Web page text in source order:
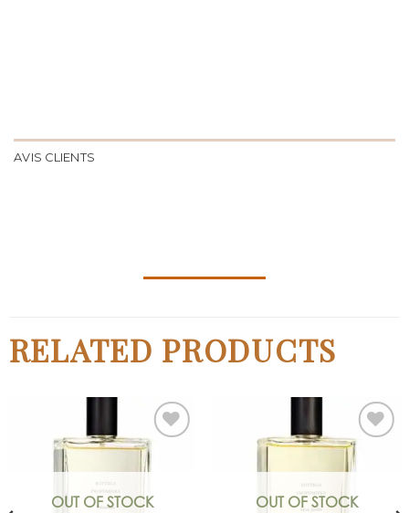
AVIS CLIENTS
RELATED PRODUCTS
Ajouter
à la liste
de
OUT OF STOCK
Ajouter
à la liste
de
OUT OF STOCK